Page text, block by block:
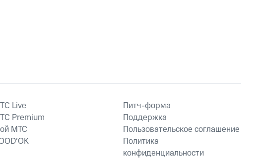
Live
Premium
МТС
Питч-форма
Поддержка
Пользовательское соглашение
Политика
конфиденциальности